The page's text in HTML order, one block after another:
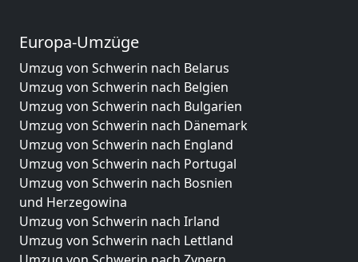
Europa-Umzüge
Umzug von Schwerin nach Belarus
Umzug von Schwerin nach Belgien
Umzug von Schwerin nach Bulgarien
Umzug von Schwerin nach Dänemark
Umzug von Schwerin nach England
Umzug von Schwerin nach Portugal
Umzug von Schwerin nach Bosnien
und Herzegowina
Umzug von Schwerin nach Irland
Umzug von Schwerin nach Lettland